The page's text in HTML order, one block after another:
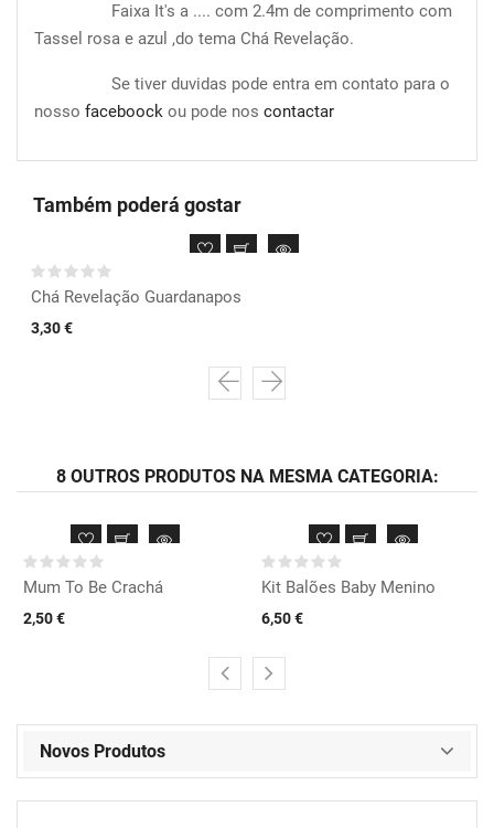
Faixa It's a .... com 2.4m de comprimento com
Tassel rosa e azul ,do tema Chá Revelação.
Se tiver duvidas pode entra em contato para o
nosso faceboock ou pode nos contactar
Também poderá gostar
Chá Revelação Guardanapos
3,30 €
8 OUTROS PRODUTOS NA MESMA CATEGORIA:
Mum To Be Crachá
2,50 €
Kit Balões Baby Menino
6,50 €
Novos Produtos